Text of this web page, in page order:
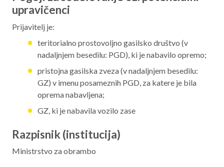
upravičenci
Prijavitelj je:
teritorialno prostovoljno gasilsko društvo (v
nadaljnjem besedilu: PGD), ki je nabavilo opremo;
pristojna gasilska zveza (v nadaljnjem besedilu:
GZ) v imenu posameznih PGD, za katere je bila
oprema nabavljena;
GZ, ki je nabavila vozilo zase
Razpisnik (institucija)
Ministrstvo za obrambo